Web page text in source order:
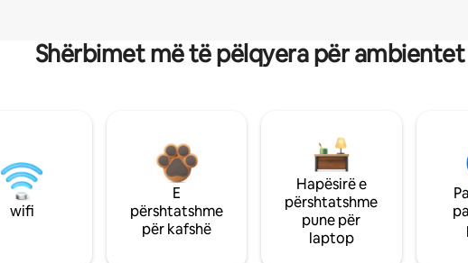
Shërbimet më të pëlqyera për
wifi
E
përshtatshme
për kafshë
Hapësirë e
përshtatshme
pune për
laptop